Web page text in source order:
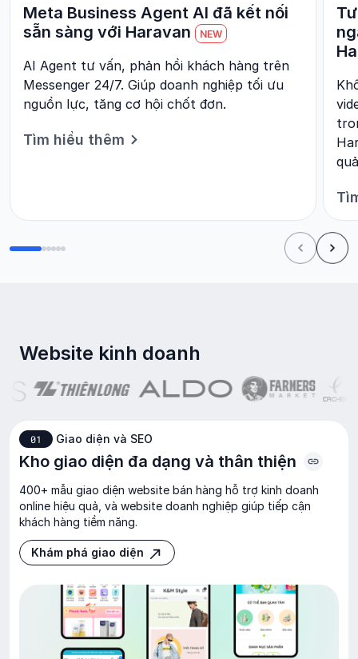
Meta Business Agent AI đã kết nối
sẵn sàng với Haravan
NEW
AI Agent tư vấn, phản hồi khách hàng trên
Messenger 24/7. Giúp doanh nghiệp tối ưu
nguồn lực, tăng cơ hội chốt đơn.
Tìm hiểu thêm
Website kinh doanh
01 Giao diện và SEO
Kho giao diện đa dạng và thân thiện
400+ mẫu giao diện website bán hàng hỗ trợ kinh doanh
online hiệu quả, và website doanh nghiệp giúp tiếp cận
khách hàng tiềm năng.
Khám phá giao diện
Khám phá giao diện